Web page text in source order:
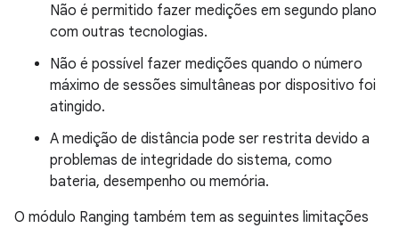
Não é permitido fazer medições em segundo plano
com outras tecnologias.
Não é possível fazer medições quando o número
máximo de sessões simultâneas por dispositivo foi
atingido.
A medição de distância pode ser restrita devido a
problemas de integridade do sistema, como
bateria, desempenho ou memória.
O módulo Ranging também tem as seguintes limitações